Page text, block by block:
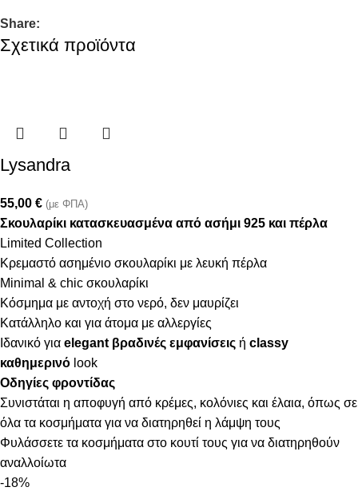
Share:
Σχετικά προϊόντα
Lysandra
55,00 € (με ΦΠΑ)
Σκουλαρίκι κατασκευασμένα από ασήμι 925 και πέρλα
Limited Collection
Κρεμαστό ασημένιο σκουλαρίκι με λευκή πέρλα
Minimal & chic σκουλαρίκι
Κόσμημα με αντοχή στο νερό, δεν μαυρίζει
Κατάλληλο και για άτομα με αλλεργίες
Ιδανικό για elegant βραδινές εμφανίσεις ή classy
καθημερινό look
Οδηγίες φροντίδας
Συνιστάται η αποφυγή από κρέμες, κολόνιες και έλαια, όπως σε
όλα τα κοσμήματα για να διατηρηθεί η λάμψη τους
Φυλάσσετε τα κοσμήματα στο κουτί τους για να διατηρηθούν
αναλλοίωτα
-18%